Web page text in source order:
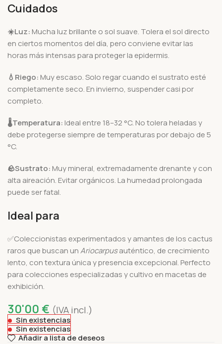
Cuidados
☀️Luz: Mucha luz brillante o sol suave. Tolera el sol directo
en ciertos momentos del día, pero conviene evitar las
horas más intensas para proteger la epidermis.
💧 Riego: Muy escaso. Solo regar cuando el sustrato esté
completamente seco. En invierno, suspender casi por
completo.
🌡️Temperatura: Ideal entre 18–32 °C. No tolera heladas y
debe protegerse siempre de temperaturas por debajo de 5
°C.
🪨Sustrato: Muy mineral, extremadamente drenante y con
alta aireación. Evitar orgánicos. La humedad prolongada
puede ser fatal.
Ideal para
✅Coleccionistas experimentados y amantes de los cactus
raros que buscan unAriocarpusauténtico, de crecimiento
lento, con textura única y presencia excepcional. Perfecto
para colecciones especializadas y cultivo en macetas de
exhibición.
30'00 € (IVA incl.)
Sin existencias
Sin existencias
Añadir a lista de deseos